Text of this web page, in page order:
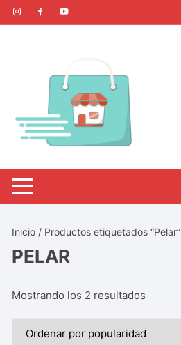
Inicio / Productos etiquetados “Pelar”
PELAR
Mostrando los 2 resultados